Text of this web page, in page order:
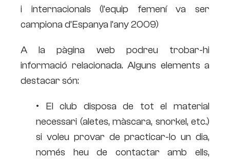
i internacionals (l’equip femení va ser
campiona d’Espanya l’any 2009)
A la pàgina web podreu trobar-hi
informació relacionada. Alguns elements a
destacar són:
• El club disposa de tot el material
necessari (aletes, màscara, snorkel, etc.)
si voleu provar de practicar-lo un dia,
només heu de contactar amb ells,